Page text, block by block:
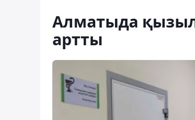
Алматыда
артты